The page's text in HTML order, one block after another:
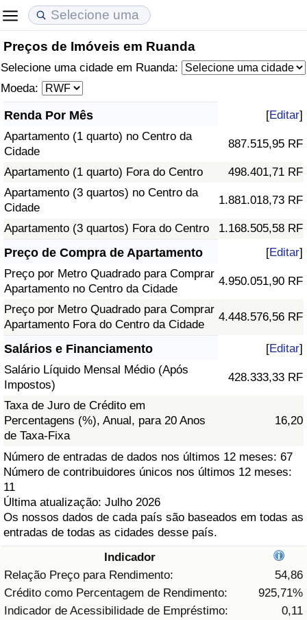
Preços de Imóveis em Ruanda
Selecione uma cidade em Ruanda:
Moeda:
Renda Por Mês [Editar]
Apartamento (1 quarto) no Centro da
Cidade
887.515,95 RF
Apartamento (1 quarto) Fora do Centro
498.401,71 RF
Apartamento (3 quartos) no Centro da
Cidade
1.881.018,73 RF
Apartamento (3 quartos) Fora do Centro 1.168.505,58 RF
Preço de Compra de Apartamento [Editar]
Preço por Metro Quadrado para Comprar
Apartamento no Centro da Cidade
4.950.051,90 RF
Preço por Metro Quadrado para Comprar
Apartamento Fora do Centro da Cidade
4.448.576,56 RF
Salários e Financiamento [Editar]
Salário Líquido Mensal Médio (Após
Impostos)
428.333,33 RF
Taxa de Juro de Crédito em
Percentagens (%), Anual, para 20 Anos
de Taxa-Fixa
16,20
Número de entradas de dados nos últimos 12 meses: 67
Número de contribuidores únicos nos últimos 12 meses:
11
Última atualização: Julho 2026
Os nossos dados de cada país são baseados em todas as
entradas de todas as cidades desse país.
Indicador
Relação Preço para Rendimento:
54,86
Crédito como Percentagem de Rendimento:
925,71%
Indicador de Acessibilidade de Empréstimo:
0,11
Custo de Vida
Indicador de Custo de Vida (Atual)
Indicador de Custo de Vida
Indicador de Custo de Vida Por País
em Aqaba
Preços de Imóveis
Indicador de Preços de Imóveis (Atual)
Indicador de Preços de Imóveis
Indicador de Preços de Imóveis por País
Qualidade de Vida
Indicador de Qualidade de Vida
Indicador de Qualidade de Vida (Atual)
Índice de qualidade de vida por país
Crime
Taxa do Indicador de Crime (Atual)
Indicador de Crime
Índice de criminalidade por país
Saúde
Indicador de Saúde (Atual)
Indicador de Saúde
Indicador de Saúde por País
Poluição
Indicador de Poluição (Atual)
Indicador de Poluição por País
Trânsito